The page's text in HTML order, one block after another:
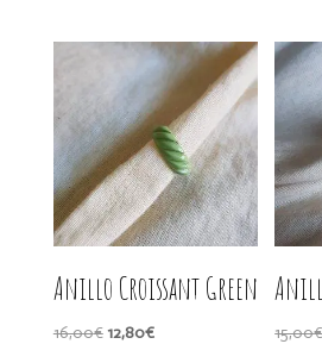
Anillo Croissant Green
16,00€El
12,80€El
15,00€